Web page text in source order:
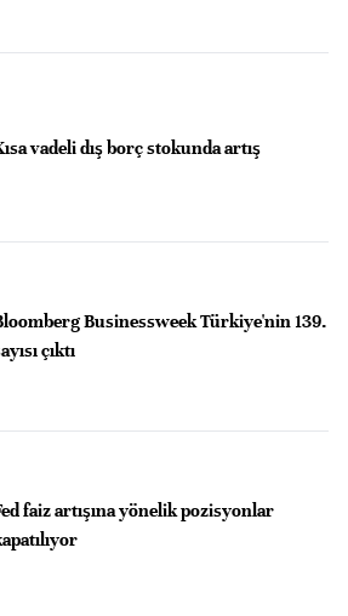
vadeli dış borç stokunda artış
Businessweek Türkiye'nin 139.
çıktı
faiz artışına yönelik pozisyonlar